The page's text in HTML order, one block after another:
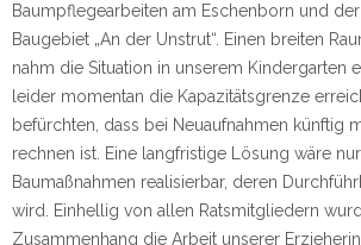
Baumpflegearbeiten am Eschenborn und
Baugebiet „An der Unstrut“. Einen breiten
nahm die Situation in unserem Kindergarten
leider momentan die Kapazitätsgrenze
befürchten, dass bei Neuaufnahmen künftig
rechnen ist. Eine langfristige Lösung wäre
Baumaßnahmen realisierbar, deren
wird. Einhellig von allen Ratsmitgliedern
Zusammenhang die Arbeit unserer